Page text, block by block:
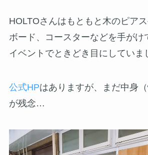
HOLTOさんはもともと木のピア
ボード、コースターなどを手がけ
イベントでときどき目にしていま
公式HPはありますが、まだ中身
が残念…